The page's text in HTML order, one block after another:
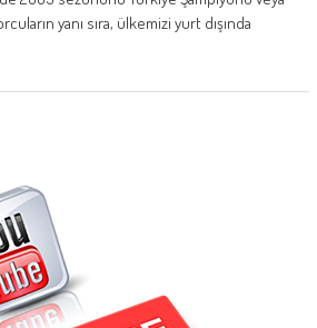
yanı sıra, ülkemizi yurt dışında